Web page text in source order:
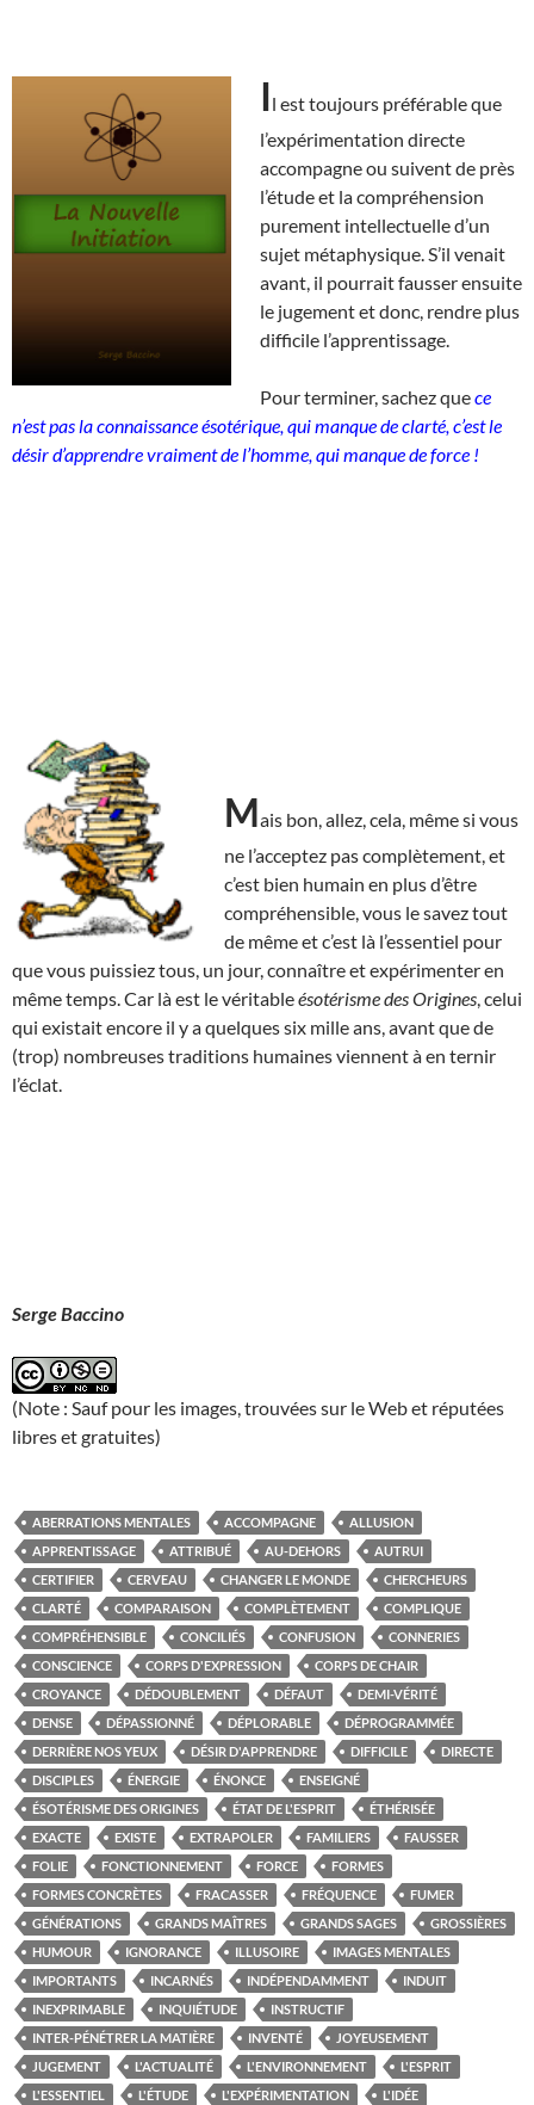
Il est toujours préférable que
l’expérimentation directe
accompagne ou suivent de près
l’étude et la compréhension
purement intellectuelle d’un
sujet métaphysique. S’il venait
avant, il pourrait fausser ensuite
le jugement et donc, rendre plus
difficile l’apprentissage.
Pour terminer, sachez quece
n’est pas la connaissance ésotérique, qui manque de clarté, c’est le
désir d’apprendre vraiment de l’homme, qui manque de force !
Mais bon, allez, cela, même si vous
ne l’acceptez pas complètement, et
c’est bien humain en plus d’être
compréhensible, vous le savez tout
de même et c’est là l’essentiel pour
que vous puissiez tous, un jour, connaître et expérimenter en
même temps. Car là est le véritableésotérisme des Origines , celui
qui existait encore il y a quelques six mille ans, avant que de
(trop) nombreuses traditions humaines viennent à en ternir
l’éclat.
Serge Baccino
(Note : Sauf pour les images, trouvées sur le Web et réputées
libres et gratuites)
ABERRATIONS MENTALES ACCOMPAGNE
ALLUSION
APPRENTISSAGE
ATTRIBUÉ AU-DEHORS
AUTRUI
CERTIFIER
CERVEAU CHANGER LE MONDE
CHERCHEURS
CLARTÉ
COMPARAISON COMPLÈTEMENT
COMPLIQUE
COMPRÉHENSIBLE
CONCILIÉS CONFUSION
CONNERIES
CONSCIENCE
CORPS D'EXPRESSION
CORPS DE CHAIR
CROYANCE
DÉDOUBLEMENT DÉFAUT
DEMI-VÉRITÉ
DENSE
DÉPASSIONNÉ DÉPLORABLE
DÉPROGRAMMÉE
DERRIÈRE NOS YEUX
DÉSIR D'APPRENDRE DIFFICILE
DIRECTE
DISCIPLES
ÉNERGIE ÉNONCE
ENSEIGNÉ
ÉSOTÉRISME DES ORIGINES
ÉTAT DE L'ESPRIT
ÉTHÉRISÉE
EXACTE
EXISTE EXTRAPOLER FAMILIERS
FAUSSER
FOLIE
FONCTIONNEMENT FORCE
FORMES
FORMES CONCRÈTES
FRACASSER FRÉQUENCE
FUMER
GÉNÉRATIONS
GRANDS MAÎTRES GRANDS SAGES
GROSSIÈRES
HUMOUR
IGNORANCE ILLUSOIRE
IMAGES MENTALES
IMPORTANTS
INCARNÉS INDÉPENDAMMENT
INDUIT
INEXPRIMABLE
INQUIÉTUDE
INSTRUCTIF
INTER-PÉNÉTRER LA MATIÈRE
INVENTÉ
JOYEUSEMENT
JUGEMENT
L'ACTUALITÉ L'ENVIRONNEMENT
L'ESPRIT
L'ESSENTIEL
L'ÉTUDE L'EXPÉRIMENTATION
L'IDÉE